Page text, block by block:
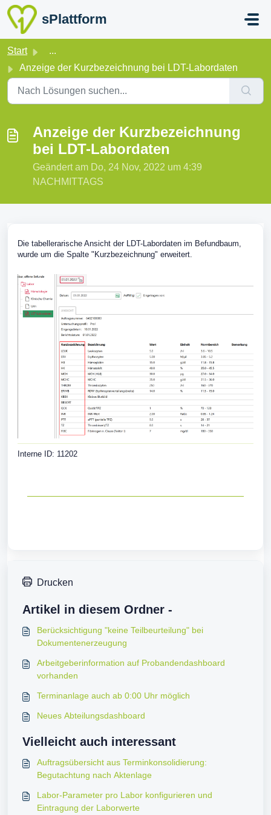
Zum hauptsächlichen Inhalt gehen
sPlattform
Start
...
Anzeige der Kurzbezeichnung bei LDT-Labordaten
Anzeige der Kurzbezeichnung
bei LDT-Labordaten
Geändert am Do, 24 Nov, 2022 um 4:39
NACHMITTAGS
Die tabellerarische Ansicht der LDT-Labordaten im Befundbaum,
wurde um die Spalte "Kurzbezeichnung" erweitert.
Interne ID: 11202
Drucken
Artikel in diesem Ordner -
Berücksichtigung "keine Teilbeurteilung" bei
Dokumentenerzeugung
Arbeitgeberinformation auf Probandendashboard
vorhanden
Terminanlage auch ab 0:00 Uhr möglich
Neues Abteilungsdashboard
Vielleicht auch interessant
Auftragsübersicht aus Terminkonsolidierung:
Begutachtung nach Aktenlage
Labor-Parameter pro Labor konfigurieren und
Eintragung der Laborwerte